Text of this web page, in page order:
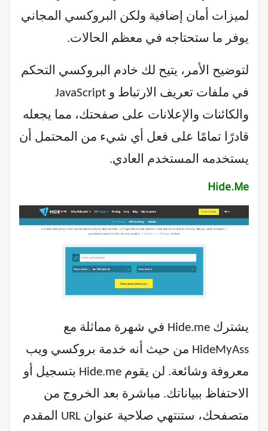
لميزات أمان إضافية ولكن البروكسي المجاني
يوفر ما ستحتاجه في معظم الحالات.
لتوضيح الأمر، يتيح لك خادم البروكسي التحكم
في ملفات تعريف الارتباط و JavaScript
والكائنات والإعلانات على صفحتك، مما يجعله
قادرًا تمامًا على فعل أي شيء من المحتمل أن
يستخدمه المستخدم العادي.
Hide.Me
يشترك Hide.me في شهرة مماثلة مع
HideMyAss من حيث أنه خدمة بروكسي ويب
معروفة وشائعة. لن يقوم Hide.me بتسجيل أو
الاحتفاظ ببياناتك. مباشرة بعد الخروج من
متصفحك، ستنتهي صلاحية عنوان URL المقدم